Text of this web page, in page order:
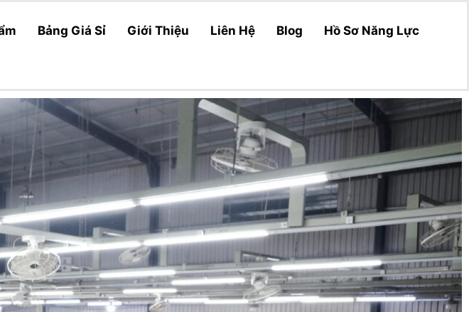
Bảng Giá Sỉ Giới Thiệu Liên Hệ Blog Hồ Sơ Năng Lực